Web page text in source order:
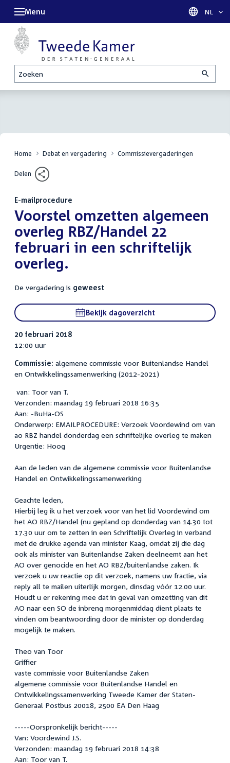
Zoeken
Menu Taal
NL
Home Debat en vergadering Commissievergaderingen
Delen
E-mailprocedure
:Voorstel omzetten algemeen
overleg RBZ/Handel 22
februari in een schriftelijk
overleg.
De vergadering is geweest
Bekijk dagoverzicht
20 februari 2018
12:00 uur
Commissie: algemene commissie voor Buitenlandse Handel
en Ontwikkelingssamenwerking (2012-2021)
van: Toor van T.
Verzonden: maandag 19 februari 2018 16:35
Aan: -BuHa-OS
Onderwerp: EMAILPROCEDURE: Verzoek Voordewind om van
ao RBZ handel donderdag een schriftelijke overleg te maken
Urgentie: Hoog
Aan de leden van de algemene commissie voor Buitenlandse
Handel en Ontwikkelingssamenwerking
Geachte leden,
Hierbij leg ik u het verzoek voor van het lid Voordewind om
het AO RBZ/Handel (nu gepland op donderdag van 14.30 tot
17.30 uur om te zetten in een Schriftelijk Overleg in verband
met de drukke agenda van minister Kaag, omdat zij die dag
ook als minister van Buitenlandse Zaken deelneemt aan het
AO over genocide en het AO RBZ/buitenlandse zaken. Ik
verzoek u uw reactie op dit verzoek, namens uw fractie, via
reply all te mailen uiterlijk morgen, dinsdag vóór 12.00 uur.
Houdt u er rekening mee dat in geval van omzetting van dit
AO naar een SO de inbreng morgenmiddag dient plaats te
vinden om beantwoording door de minister op donderdag
mogelijk te maken.
Theo van Toor
Griffier
vaste commissie voor Buitenlandse Zaken
algemene commissie voor Buitenlandse Handel en
Ontwikkelingssamenwerking Tweede Kamer der Staten-
Generaal Postbus 20018, 2500 EA Den Haag
-----Oorspronkelijk bericht-----
Van: Voordewind J.S.
Verzonden: maandag 19 februari 2018 14:38
Aan: Toor van T.